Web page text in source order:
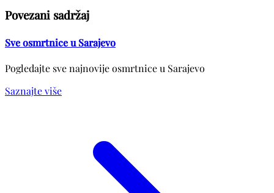
Povezani sadržaj
Sve osmrtnice u Sarajevo
Pogledajte sve najnovije osmrtnice u Sarajevo
Saznajte više